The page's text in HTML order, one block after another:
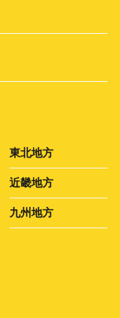
東北地方
近畿地方
九州地方